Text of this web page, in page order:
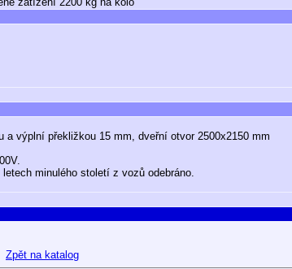
a výplní překližkou 15 mm, dveřní otvor 2500x2150 mm
minulého století z vozů odebráno.
Zpět na katalog